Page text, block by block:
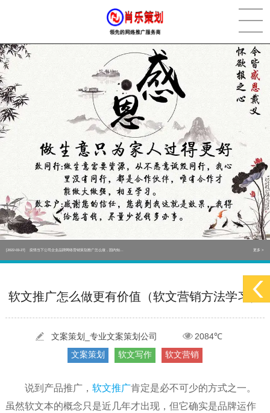
[2022-05-29] 实体门店如何做网络推广吸引客户，实体店网络营销技巧... 更多 >
[2022-05-04] 污水处理设备厂家产品如何做网络推广（污水处理项目网... 更多 >
[2022-03-27] 疫情当下公司企业品牌网络营销策划推广怎么做，国内知... 更多 >
[2022-05-29] 实体门店如何做网络推广吸引客户，实体店网络营销技巧... 更多 >
疫情当下公司企业品牌网络营销策划推广怎么做，国内知...
软文推广怎么做更有价值（软文营销方法学习）
文案策划_专业文案策划公司
2084℃
文案策划
软文写作 软文营销
说到产品推广， 软文推广肯定是必不可少的方式之一。
虽然软文本的概念只是近几年才出现，但它确实是品牌运作